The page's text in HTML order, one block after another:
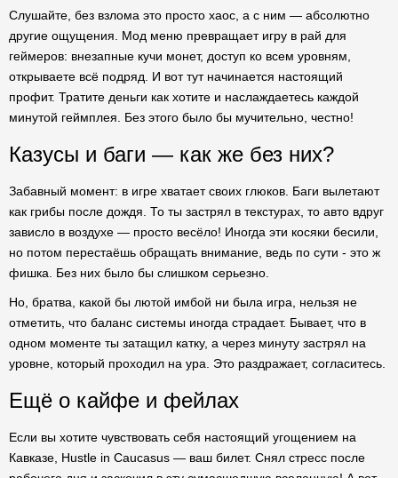
Слушайте, без взлома это просто хаос, а с ним — абсолютно
другие ощущения. Мод меню превращает игру в рай для
геймеров: внезапные кучи монет, доступ ко всем уровням,
открываете всё подряд. И вот тут начинается настоящий
профит. Тратите деньги как хотите и наслаждаетесь каждой
минутой геймплея. Без этого было бы мучительно, честно!
Казусы и баги — как же без них?
Забавный момент: в игре хватает своих глюков. Баги вылетают
как грибы после дождя. То ты застрял в текстурах, то авто вдруг
зависло в воздухе — просто весёло! Иногда эти косяки бесили,
но потом перестаёшь обращать внимание, ведь по сути - это ж
фишка. Без них было бы слишком серьезно.
Но, братва, какой бы лютой имбой ни была игра, нельзя не
отметить, что баланс системы иногда страдает. Бывает, что в
одном моменте ты затащил катку, а через минуту застрял на
уровне, который проходил на ура. Это раздражает, согласитесь.
Ещё о кайфе и фейлах
Если вы хотите чувствовать себя настоящий угощением на
Кавказе, Hustle in Caucasus — ваш билет. Снял стресс после